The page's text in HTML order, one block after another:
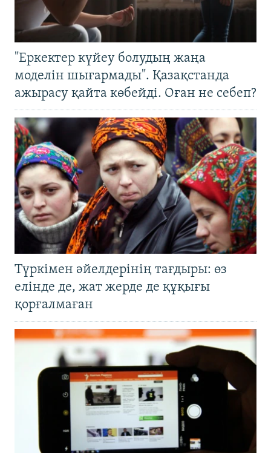
"Еркектер күйеу болудың жаңа
моделін шығармады". Қазақстанда
ажырасу қайта көбейді. Оған не себеп?
Түркімен әйелдерінің тағдыры: өз
елінде де, жат жерде де құқығы
қорғалмаған